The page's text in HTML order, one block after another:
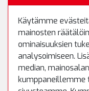
Käytämme
mainosten
ominaisuuksien
analysoimiseen.
median,
kumppaneillemme